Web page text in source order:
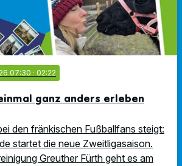
07:30 · 02:22
ganz anders erleben
den fränkischen Fußballfans steigt:
startet die neue Zweitligasaison.
Greuther Fürth geht es am